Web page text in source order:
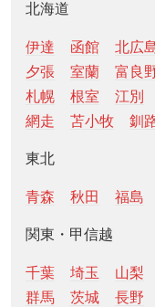
北海道
伊達 函館 北広
夕張
室蘭 富良
札幌
根室 江別
網走
苫小牧 釧
東北
青森 秋田 福島
関東・甲信越
千葉 埼玉 山梨
群馬
茨城 長野